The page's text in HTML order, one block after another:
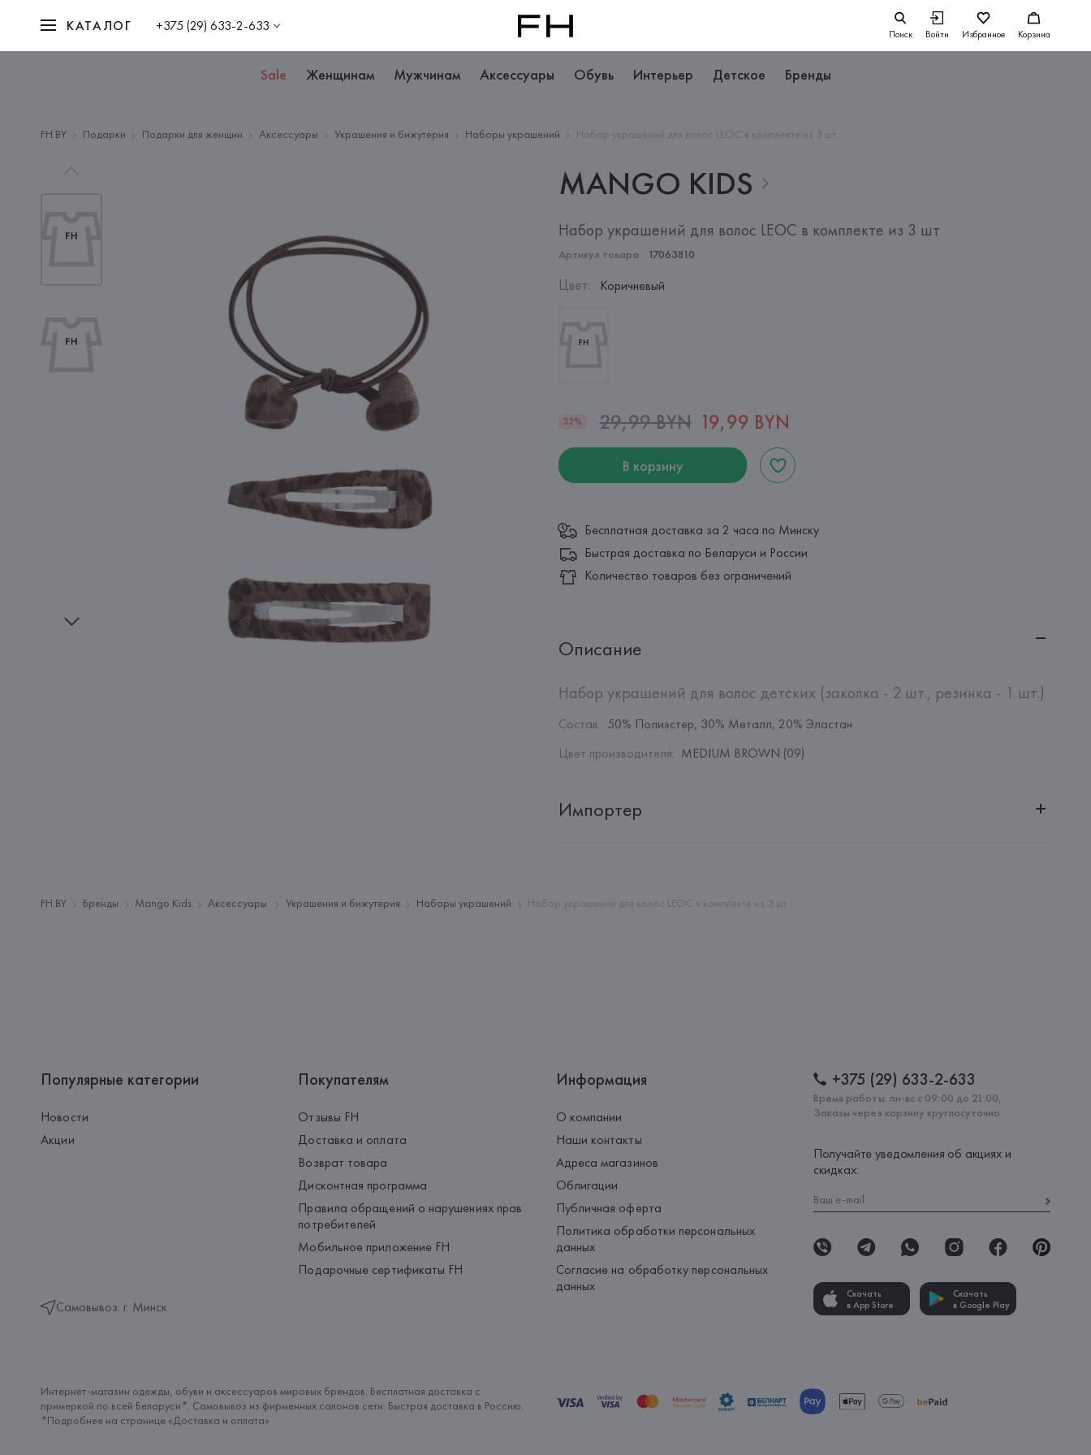
КАТАЛОГ +375 (29) 633-2-633 Поиск Войти Избранное Корзина
Sale Женщинам Мужчинам Аксессуары Обувь Интерьер Детское Бренды
FH.BY Подарки Подарки для женщин Аксессуары Украшения и бижутерия Наборы украшений Набор украшений для волос LEOC в комплекте из 3 шт
MANGO KIDS
Набор украшений для волос LEOC в комплекте из 3 шт
Артикул товара: 17063810
Цвет: Коричневый
33% 29,99 BYN 19,99 BYN
В корзину
Бесплатная доставка за 2 часа по Минску
Быстрая доставка по Беларуси и России
Количество товаров без ограничений
Описание
Набор украшений для волос детских (заколка - 2 шт., резинка - 1 шт.)
Состав: 50% Полиэстер, 30% Металл, 20% Эластан
Цвет производителя: MEDIUM BROWN (09)
Импортер
MANGO MNG, S.A.
FH.BY Бренды Mango Kids Аксессуары Украшения и бижутерия Наборы украшений Набор украшений для волос LEOC в комплекте из 3 шт
Популярные категории
Новости
Акции
Самовывоз: г. Минск
Покупателям
Отзывы FH
Доставка и оплата
Возврат товара
Дисконтная программа
Правила обращений о нарушениях прав
потребителей
Мобильное приложение FH
Подарочные сертификаты FH
Информация
О компании
Наши контакты
Адреса магазинов
Облигации
Публичная оферта
Политика обработки персональных
данных
Согласие на обработку персональных
данных
+375 (29) 633-2-633
Время работы: пн-вс с 09:00 до 21:00,
Заказы через корзину круглосуточно
Получайте уведомления об акциях и
скидках:
Скачать
в App Store
Скачать
в Google Play
Интернет-магазин одежды, обуви и аксессуаров мировых брендов. Бесплатная доставка с
примеркой по всей Беларуси*. Самовывоз из фирменных салонов сети. Быстрая доставка в Россию.
*Подробнее на странице «Доставка и оплата»